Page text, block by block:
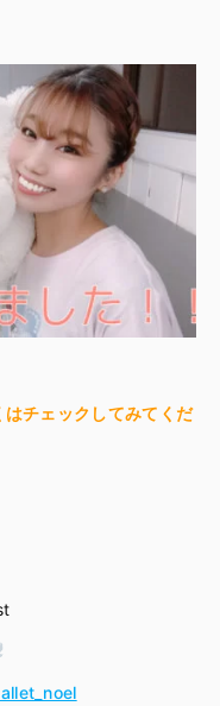
チェックしてみてくだ